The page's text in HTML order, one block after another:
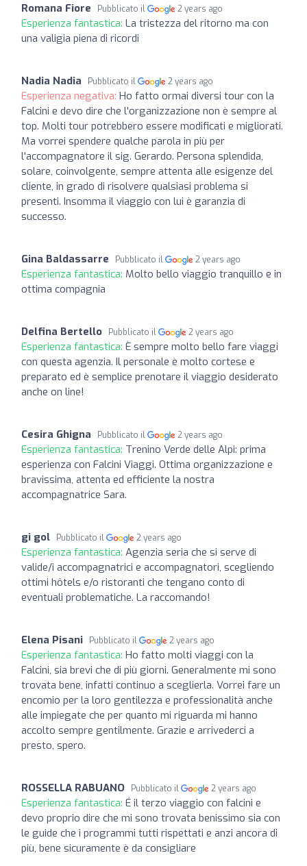
Romana Fiore Pubblicato il 2 years ago
Esperienza fantastica: La tristezza del ritorno ma con
una valigia piena di ricordi
Nadia Nadia Pubblicato il 2 years ago
Esperienza negativa: Ho fatto ormai diversi tour con la
Falcini e devo dire che l'organizzazione non è sempre al
top. Molti tour potrebbero essere modificati e migliorati.
Ma vorrei spendere qualche parola in più per
l'accompagnatore il sig. Gerardo. Persona splendida,
solare, coinvolgente, sempre attenta alle esigenze del
cliente, in grado di risolvere qualsiasi problema si
presenti. Insomma il viaggio con lui è garanzia di
successo.
Gina Baldassarre Pubblicato il 2 years ago
Esperienza fantastica: Molto bello viaggio tranquillo e in
ottima compagnia
Delfina Bertello Pubblicato il 2 years ago
Esperienza fantastica: È sempre molto bello fare viaggi
con questa agenzia. Il personale è molto cortese e
preparato ed è semplice prenotare il viaggio desiderato
anche on line!
Cesira Ghigna Pubblicato il 2 years ago
Esperienza fantastica: Trenino Verde delle Alpi: prima
esperienza con Falcini Viaggi. Ottima organizzazione e
bravissima, attenta ed efficiente la nostra
accompagnatrice Sara.
gi gol Pubblicato il 2 years ago
Esperienza fantastica: Agenzia seria che si serve di
valide/i accompagnatrici e accompagnatori, scegliendo
ottimi hôtels e/o ristoranti che tengano conto di
eventuali problematiche. La raccomando!
Elena Pisani Pubblicato il 2 years ago
Esperienza fantastica: Ho fatto molti viaggi con la
Falcini, sia brevi che di più giorni. Generalmente mi sono
trovata bene, infatti continuo a sceglierla. Vorrei fare un
encomio per la loro gentilezza e professionalità anche
alle impiegate che per quanto mi riguarda mi hanno
accolto sempre gentilmente. Grazie e arrivederci a
presto, spero.
ROSSELLA RABUANO Pubblicato il 2 years ago
Esperienza fantastica: É il terzo viaggio con falcini e
devo proprio dire che mi sono trovata benissimo sia con
le guide che i programmi tutti rispettati e anzi ancora di
più, bene sicuramente è da consigliare